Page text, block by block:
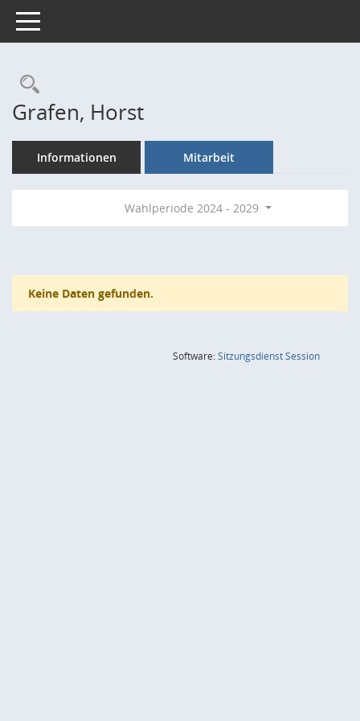
Toggle navigation
Rechercheauswahl
Grafen, Horst
Informationen Mitarbeit
Wahlperiode 2024 - 2029
Keine Daten gefunden.
Software:SitzungsdienstSession(Wird in